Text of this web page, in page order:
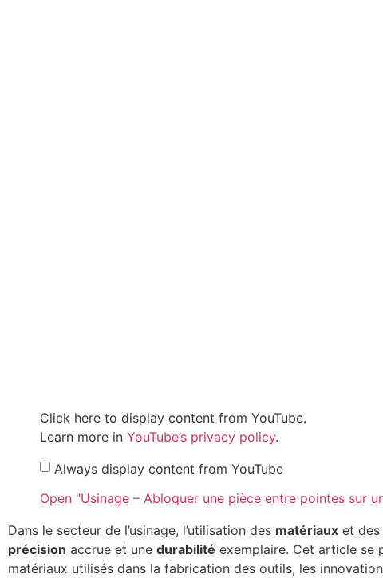
Click here to display content from YouTube.
Learn more in YouTube’s privacy policy.
Always display content from YouTube
Open "Usinage – Abloquer une pièce entre pointes sur
Dans le secteur de l’usinage, l’utilisation des matériaux et des
précision accrue et une durabilité exemplaire. Cet article se
matériaux utilisés dans la fabrication des outils, les